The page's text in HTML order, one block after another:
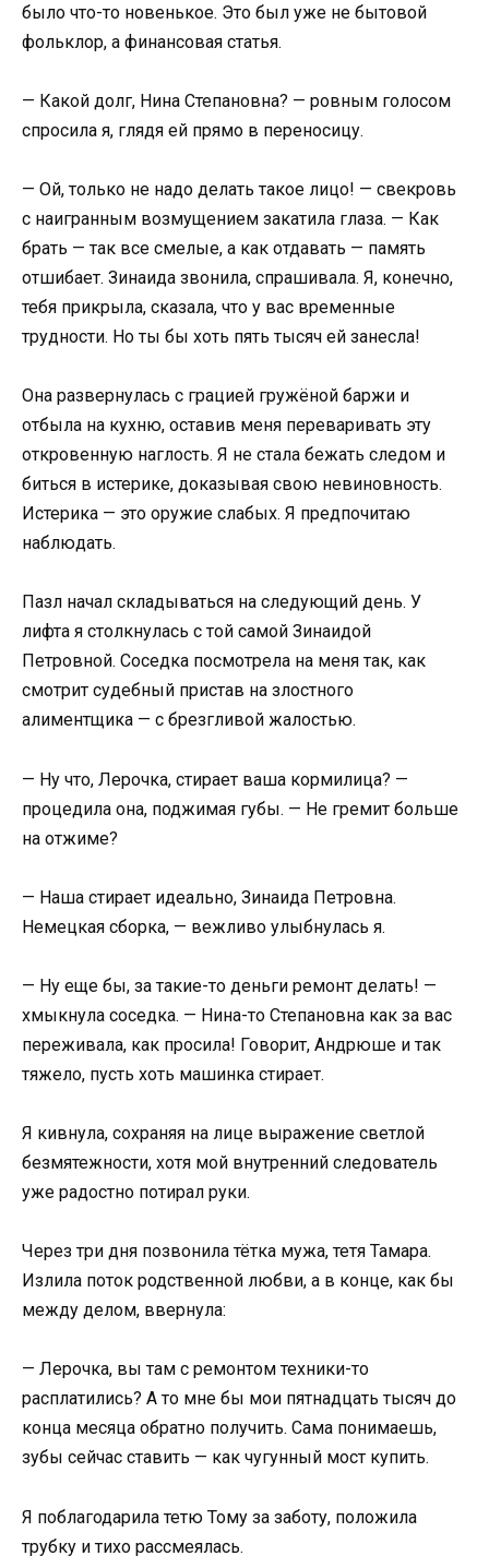
было что-то новенькое. Это был уже не бытовой
фольклор, а финансовая статья.
— Какой долг, Нина Степановна? — ровным голосом
спросила я, глядя ей прямо в переносицу.
— Ой, только не надо делать такое лицо! — свекровь
с наигранным возмущением закатила глаза. — Как
брать — так все смелые, а как отдавать — память
отшибает. Зинаида звонила, спрашивала. Я, конечно,
тебя прикрыла, сказала, что у вас временные
трудности. Но ты бы хоть пять тысяч ей занесла!
Она развернулась с грацией гружёной баржи и
отбыла на кухню, оставив меня переваривать эту
откровенную наглость. Я не стала бежать следом и
биться в истерике, доказывая свою невиновность.
Истерика — это оружие слабых. Я предпочитаю
наблюдать.
Пазл начал складываться на следующий день. У
лифта я столкнулась с той самой Зинаидой
Петровной. Соседка посмотрела на меня так, как
смотрит судебный пристав на злостного
алиментщика — с брезгливой жалостью.
— Ну что, Лерочка, стирает ваша кормилица? —
процедила она, поджимая губы. — Не гремит больше
на отжиме?
— Наша стирает идеально, Зинаида Петровна.
Немецкая сборка, — вежливо улыбнулась я.
— Ну еще бы, за такие-то деньги ремонт делать! —
хмыкнула соседка. — Нина-то Степановна как за вас
переживала, как просила! Говорит, Андрюше и так
тяжело, пусть хоть машинка стирает.
Я кивнула, сохраняя на лице выражение светлой
безмятежности, хотя мой внутренний следователь
уже радостно потирал руки.
Через три дня позвонила тётка мужа, тетя Тамара.
Излила поток родственной любви, а в конце, как бы
между делом, ввернула:
— Лерочка, вы там с ремонтом техники-то
расплатились? А то мне бы мои пятнадцать тысяч до
конца месяца обратно получить. Сама понимаешь,
зубы сейчас ставить — как чугунный мост купить.
Я поблагодарила тетю Тому за заботу, положила
трубку и тихо рассмеялась.